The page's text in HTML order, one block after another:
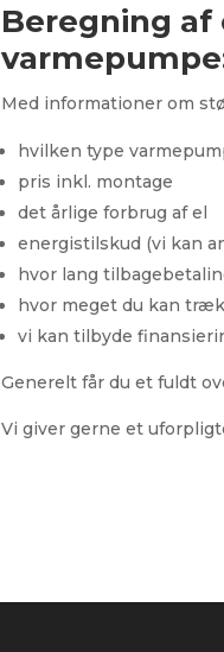
Beregning
Med informationer om
hvilken type
pris inkl. montage
det årlige forbrug af el
energistilskud (vi kan
hvor lang
hvor meget du kan
vi kan tilbyde
Generelt får du et fuldt
Vi giver gerne et